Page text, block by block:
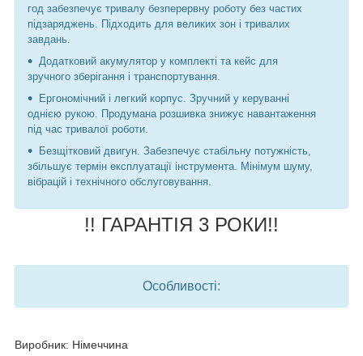
год забезпечує тривалу безперервну роботу без частих
підзаряджень.
Підходить для великих зон і тривалих
завдань.
Додатковий акумулятор у комплекті та кейс для
зручного зберігання і транспортування.
Ергономічний і легкий корпус. Зручний у керуванні
однією рукою.
Продумана розшивка знижує навантаження
під час тривалої роботи.
Безщітковий двигун. Забезпечує стабільну потужність,
збільшує термін експлуатації інструмента
Мінімум шуму,
вібрацій і технічного обслуговування.
!! ГАРАНТІЯ 3 РОКИ!!
Особливості:
Виробник: Німеччина